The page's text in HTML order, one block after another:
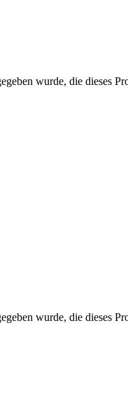
wurde, die dieses
wurde, die dieses